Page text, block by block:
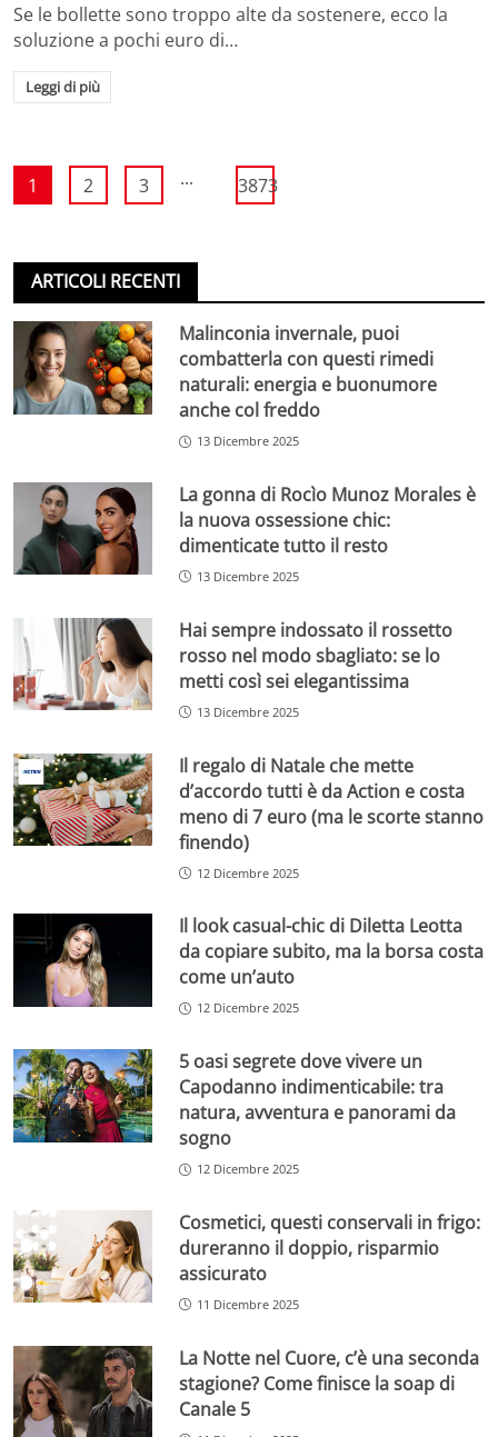
Se le bollette sono troppo alte da sostenere, ecco la
soluzione a pochi euro di…
Leggi di più
1 2 3 ... 3873
ARTICOLI RECENTI
Malinconia invernale, puoi
combatterla con questi rimedi
naturali: energia e buonumore
anche col freddo
13 Dicembre 2025
La gonna di Rocìo Munoz Morales è
la nuova ossessione chic:
dimenticate tutto il resto
13 Dicembre 2025
Hai sempre indossato il rossetto
rosso nel modo sbagliato: se lo
metti così sei elegantissima
13 Dicembre 2025
Il regalo di Natale che mette
d’accordo tutti è da Action e costa
meno di 7 euro (ma le scorte stanno
finendo)
12 Dicembre 2025
Il look casual-chic di Diletta Leotta
da copiare subito, ma la borsa costa
come un’auto
12 Dicembre 2025
5 oasi segrete dove vivere un
Capodanno indimenticabile: tra
natura, avventura e panorami da
sogno
12 Dicembre 2025
Cosmetici, questi conservali in frigo:
dureranno il doppio, risparmio
assicurato
11 Dicembre 2025
La Notte nel Cuore, c’è una seconda
stagione? Come finisce la soap di
Canale 5